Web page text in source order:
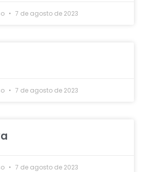
7 de agosto de 2023
7 de agosto de 2023
7 de agosto de 2023